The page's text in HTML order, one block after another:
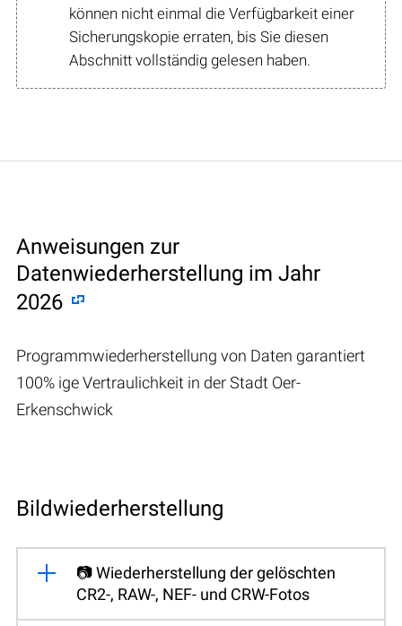
können nicht einmal die Verfügbarkeit einer
Sicherungskopie erraten, bis Sie diesen
Abschnitt vollständig gelesen haben.
Anweisungen zur
Datenwiederherstellung im Jahr
2026
Programmwiederherstellung von Daten garantiert
100% ige Vertraulichkeit in der Stadt Oer-
Erkenschwick
Bildwiederherstellung
📷 Wiederherstellung der gelöschten
CR2-, RAW-, NEF- und CRW-Fotos